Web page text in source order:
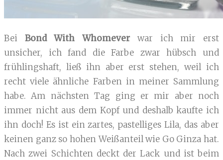
Bei Bond With Whomeverwar ich mir erst
unsicher, ich fand die Farbe zwar hübsch und
frühlingshaft, ließ ihn aber erst stehen, weil ich
recht viele ähnliche Farben in meiner Sammlung
habe. Am nächsten Tag ging er mir aber noch
immer nicht aus dem Kopf und deshalb kaufte ich
ihn doch! Es ist ein zartes, pastelliges Lila, das aber
keinen ganz so hohen Weißanteil wie Go Ginza hat.
Nach zwei Schichten deckt der Lack und ist beim